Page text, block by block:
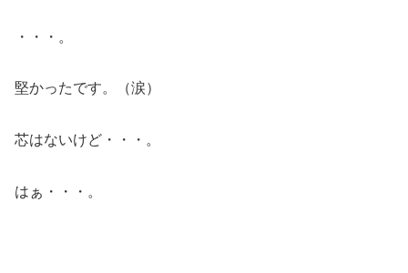
・・・。
堅かったです。（涙）
芯はないけど・・・。
はぁ・・・。